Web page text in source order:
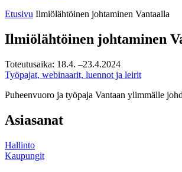
Etusivu Ilmiölähtöinen johtaminen Vantaalla
Ilmiölähtöinen johtaminen
Toteutusaika: 18.4. –23.4.2024
Työpajat, webinaarit, luennot ja leirit
Puheenvuoro ja työpaja Vantaan ylimmälle
Asiasanat
Hallinto
Kaupungit